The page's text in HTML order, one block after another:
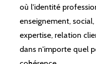
où l'identité
enseignement,
expertise, relation
dans n'importe quel